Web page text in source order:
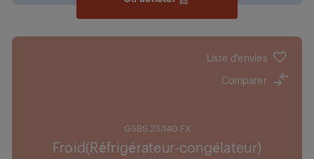
Liste d'envies
Comparer
GSBS 23340 FX
Froid(Réfrigérateur-congélateur)